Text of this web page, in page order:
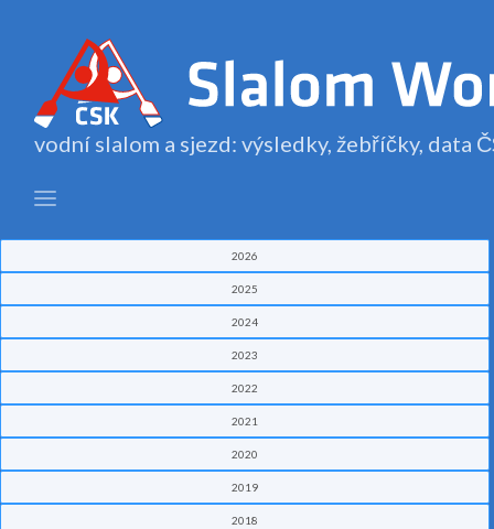
vodní slalom a sjezd: výsledky, žebříčky, data
2026
2025
2024
2023
2022
2021
2020
2019
2018